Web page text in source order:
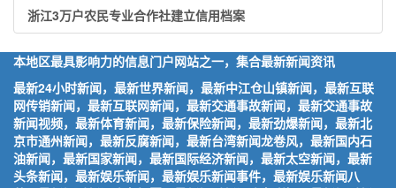
浙江3万户农民专业合作社建立信用档案
本地区最具影响力的信息门户网站之一，集合最新新闻资讯
最新24小时新闻，最新世界新闻，最新中江仓山镇新闻，最新互联
网传销新闻，最新互联网新闻，最新交通事故新闻，最新交通事故
新闻视频，最新体育新闻，最新保险新闻，最新劲爆新闻，最新北
京市通州新闻，最新反腐新闻，最新台湾新闻龙卷风，最新国内石
油新闻，最新国家新闻，最新国际经济新闻，最新太空新闻，最新
头条新闻，最新娱乐新闻，最新娱乐新闻事件，最新娱乐新闻八